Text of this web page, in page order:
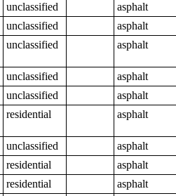
unclassified
asphalt
unclassified
asphalt
unclassified asphalt
unclassified
asphalt
unclassified
asphalt
residential asphalt
unclassified
asphalt
residential
asphalt
residential
asphalt